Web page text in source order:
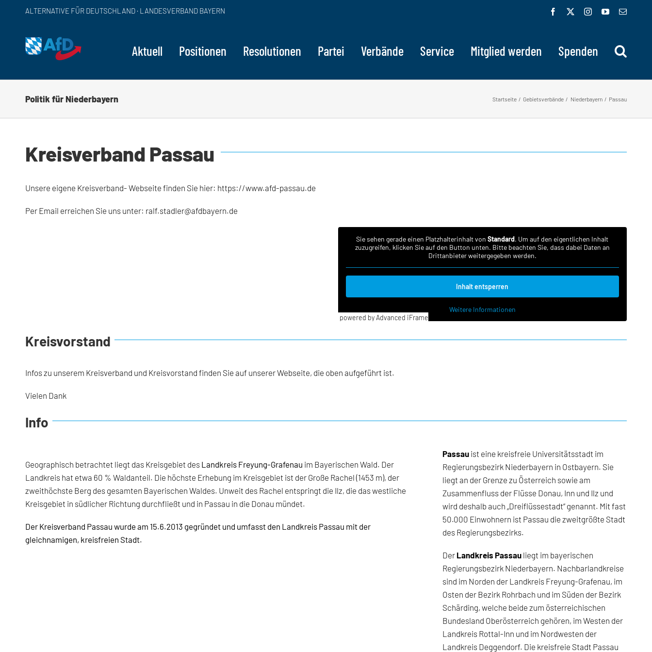
ALTERNATIVE FÜR DEUTSCHLAND · LANDESVERBAND BAYERN Facebook InstagramYouTube
E-
Aktuell Positionen Resolutionen Partei Verbände Service Mitglied werden Spenden
Politik für Niederbayern Startseite Gebietsverbände Niederbayern Passau
Kreisverband Passau
Unsere eigene Kreisverband- Webseite finden Sie hier: https://www.afd-passau.de
Per Email erreichen Sie uns unter: ralf.stadler@afdbayern.de
Sie sehen gerade einen Platzhalterinhalt vonStandard. Um auf den eigentlichen Inhalt
zuzugreifen, klicken Sie auf den Button unten. Bitte beachten Sie, dass dabei Daten an
Drittanbieter weitergegeben werden.
Inhalt entsperren
Weitere Informationen
powered by Advanced iFrame
Kreisvorstand
Infos zu unserem Kreisverband und Kreisvorstand finden Sie auf unserer Webseite, die oben aufgeführt ist.
Vielen Dank
Info
Geographisch betrachtet liegt das Kreisgebiet des Landkreis Freyung-Grafenau im Bayerischen Wald. Der
Landkreis hat etwa 60 % Waldanteil. Die höchste Erhebung im Kreisgebiet ist der Große Rachel (1453 m), der
zweithöchste Berg des gesamten Bayerischen Waldes. Unweit des Rachel entspringt die Ilz, die das westliche
Kreisgebiet in südlicher Richtung durchfließt und in Passau in die Donau mündet.
Der Kreisverband Passau wurde am 15.6.2013 gegründet und umfasst den Landkreis Passau mit der
gleichnamigen, kreisfreien Stadt.
Passauist eine kreisfreie Universitätsstadt im
Regierungsbezirk Niederbayern in Ostbayern. Sie
liegt an der Grenze zu Österreich sowie am
Zusammenfluss der Flüsse Donau, Inn und Ilz und
wird deshalb auch „Dreiflüssestadt“ genannt. Mit fast
50.000 Einwohnern ist Passau die zweitgrößte Stadt
des Regierungsbezirks.
Der Landkreis Passauliegt im bayerischen
Regierungsbezirk Niederbayern. Nachbarlandkreise
sind im Norden der Landkreis Freyung-Grafenau, im
Osten der Bezirk Rohrbach und im Süden der Bezirk
Schärding, welche beide zum österreichischen
Bundesland Oberösterreich gehören, im Westen der
Landkreis Rottal-Inn und im Nordwesten der
Landkreis Deggendorf. Die kreisfreie Stadt Passau